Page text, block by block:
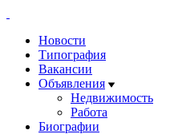
Новости
Типография
Вакансии
Объявления
Недвижимость
Работа
Биографии